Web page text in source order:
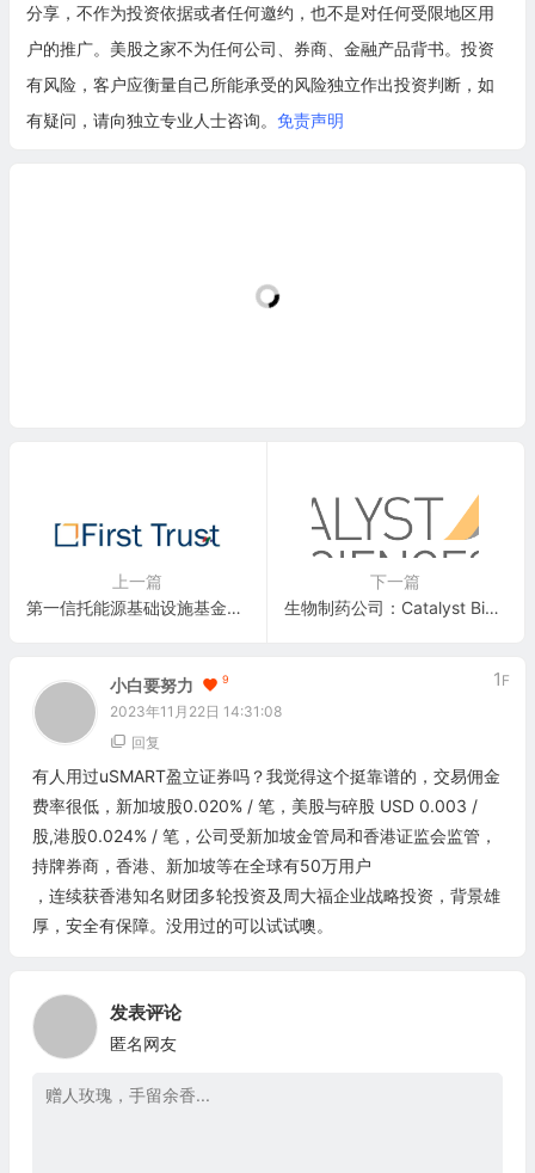
分享，不作为投资依据或者任何邀约，也不是对任何受限地区用
户的推广。美股之家不为任何公司、券商、金融产品背书。投资
有风险，客户应衡量自己所能承受的风险独立作出投资判断，如
有疑问，请向独立专业人士咨询。 免责声明
上一篇
第一信托能源基础设施基金：First Trust Energy Infrastructure Fund(FIF)
下一篇
生物制药公司：Catalyst Biosciences(CBIO)
小白要努力 9
2023年11月22日 14:31:08
1 F
回复
有人用过uSMART盈立证券吗？我觉得这个挺靠谱的，交易佣金
费率很低，新加坡股0.020% / 笔，美股与碎股 USD 0.003 /
股,港股0.024% / 笔，公司受新加坡金管局和香港证监会监管，
持牌券商，香港、新加坡等在全球有50万用户
，连续获香港知名财团多轮投资及周大福企业战略投资，背景雄
厚，安全有保障。没用过的可以试试噢。
发表评论
匿名网友